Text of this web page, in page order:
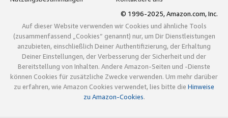
© 1996-2025, Amazon.com, Inc.
Auf dieser Website verwenden wir Cookies und ähnliche Tools
(zusammenfassend „Cookies“ genannt) nur, um Dir Dienstleistungen
anzubieten, einschließlich Deiner Authentifizierung, der Erhaltung
Deiner Einstellungen, der Verbesserung der Sicherheit und der
Bereitstellung von Inhalten. Andere Amazon-Seiten und -Dienste
können Cookies für zusätzliche Zwecke verwenden. Um mehr darüber
zu erfahren, wie Amazon Cookies verwendet, lies bitte die Hinweise
zu Amazon-Cookies.